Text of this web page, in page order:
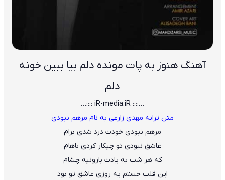
آهنگ هنوز به پات مونده دلم بیا ببین خونه
دلم
…:::: iR-media.iR ::::…
متن ترانه مهدی زارعی به نام مرهم نبودی
مرهم نبودی خودت درد شدی برام
عاشق نبودی تو چیکار کردی باهام
که هر شب به یادت بارونیه چشام
این قلب خستم یه روزی عاشق تو بود